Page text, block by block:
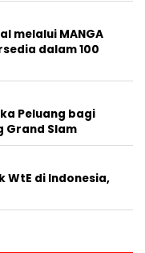
melalui MANGA
dalam 100
Peluang bagi
Grand Slam
WtE di Indonesia,